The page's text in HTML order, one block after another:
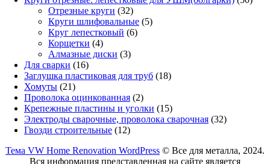
Отрезные круги 3232
товара
Круги шлифовальные 55
Круг лепестковый 66
Корщетки 44
товара
Алмазные диски 33
Для сварки 1616
товаров
Заглушка пластиковая для труб 1818
Хомуты 2121
товар
Проволока оцинкованная 22
товара
Крепежные пластины и уголки 1515
товаров
Электроды сварочные, проволока сварочная 3232
Гвозди строительные 1212
Тема VW Home Renovation WordPress © Все для металла, 2024.
Вся информация представленная на сайте является